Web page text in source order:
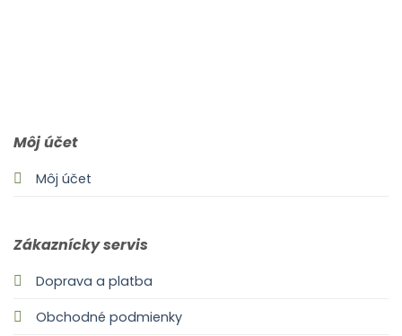
Môj účet
Môj účet
Zákaznícky servis
Doprava a platba
Obchodné podmienky